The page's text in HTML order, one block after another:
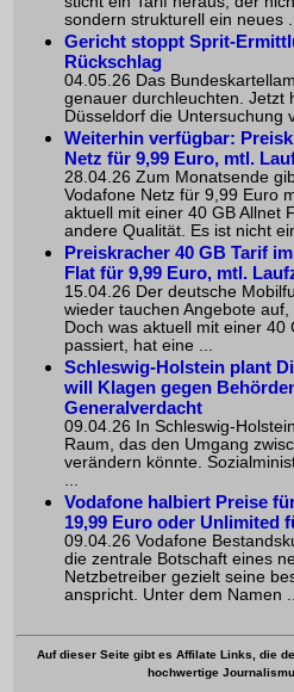
sondern strukturell ein neues
Gericht stoppt Sprit-
Rückschlag
04.05.26 Das
genauer durchleuchten. Jetzt
Düsseldorf die Untersuchung
Weiterhin verfügbar:
Netz für 9,99 Euro, mtl.
28.04.26 Zum Monatsende
Vodafone Netz für 9,99 Euro
aktuell mit einer 40 GB Allnet
andere Qualität. Es ist nicht
Preiskracher 40 GB Tarif
Flat für 9,99 Euro, mtl.
15.04.26 Der deutsche
wieder tauchen Angebote
Doch was aktuell mit einer
passiert, hat eine ...
Schleswig-Holstein plant
will Klagen gegen
Generalverdacht
09.04.26 In Schleswig-
Raum, das den Umgang
verändern könnte.
...
Vodafone halbiert Preise
19,99 Euro oder Unlimited
09.04.26 Vodafone
die zentrale Botschaft eines
Netzbetreiber gezielt seine
anspricht. Unter dem Namen
Auf dieser Seite gibt es Affilate Links, die
hochwertige